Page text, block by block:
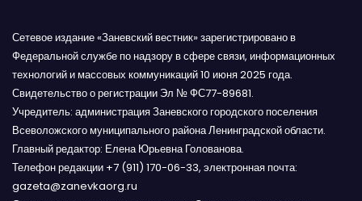
Сетевое издание «Заневский вестник» зарегистрировано в
Федеральной службе по надзору в сфере связи, информационных
технологий и массовых коммуникаций 10 июня 2025 года.
Свидетельство о регистрации Эл № ФС77-89681.
Учредитель: администрация Заневского городского поселения
Всеволожского муниципального района Ленинградской области.
Главный редактор: Елена Юрьевна Голованова.
Телефон редакции +7 (911) 170-06-33, электронная почта:
gazeta@zanevkaorg.ru